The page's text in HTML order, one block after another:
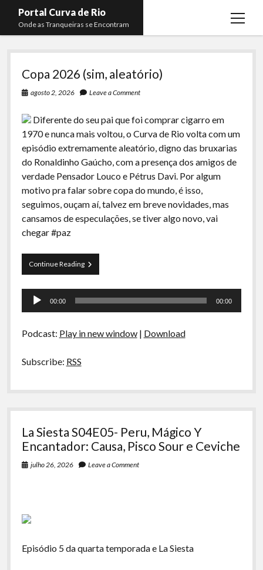
Portal Curva de Rio
Onde as Tranqueiras se Encontram
open
Podcasts open
menu
Curva de Rio
Curva Belas Artes
Curva Classics
Komos
La Siesta Podcast
Boca do Lixo
Rachão na Beira do RIo
Arquivo CDR
A Ripa É a Lei
Especiais
Preliminares
Membros open
menu
Almir Ribeiro
Felype Silva
Kaique Xavier
Rafael Almeida
Portal
Curva
de
Rio
Copa 2026 (sim, aleatório)
agosto 2, 2026 Leave a Comment
Diferente do seu pai que foi comprar cigarro em
1970 e nunca mais voltou, o Curva de Rio volta com um
episódio extremamente aleatório, digno das bruxarias
do Ronaldinho Gaúcho, com a presença dos amigos de
verdade Pensador Louco e Pétrus Davi. Por algum
motivo pra falar sobre copa do mundo, é isso,
seguimos, ouçam aí, talvez em breve novidades, mas
cansamos de especulações, se tiver algo novo, vai
chegar #paz
Continue ReadingCopa
2026
Tocador
00:00 00:00
Podcast: Play in new window| Download
Subscribe: RSS
La Siesta S04E05- Peru, Mágico Y
Encantador: Causa, Pisco Sour e Ceviche
julho 26, 2026 Leave a Comment
Episódio 5 da quarta temporada e La Siesta